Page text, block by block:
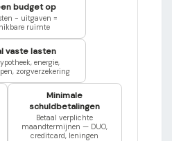
budget op
− uitgaven =
ruimte
vaste lasten
energie,
zorgverzekering
Minimale
schuld­betalingen
Betaal verplichte
maandtermijnen — DUO,
creditcard, leningen